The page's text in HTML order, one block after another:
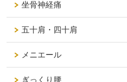
坐骨神経痛
五十肩・四十肩
メニエール
ぎっくり腰